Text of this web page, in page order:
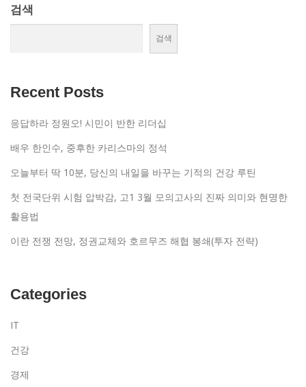
검색
검색
Recent Posts
응답하라 정원오! 시민이 반한 리더십
배우 한인수, 중후한 카리스마의 정석
오늘부터 딱 10분, 당신의 내일을 바꾸는 기적의 건강 루틴
첫 전국단위 시험 압박감, 고1 3월 모의고사의 진짜 의미와 현명한
활용법
이란 전쟁 전망, 정권교체와 호르무즈 해협 봉쇄(투자 전략)
Categories
IT
건강
경제